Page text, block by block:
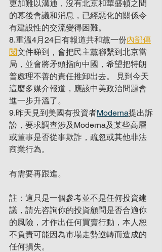
更加難以溝通，沒有北京和華盛頓之間
的幕後會議和消息，已經惡化的關係令
有建設性的交流變得困難。
8.重溫4月24日有報道共和黨一份內部傳
閱文件睇到，會把民主黨聯繫到北京當
局，並會將矛頭指向中國，希望把特朗
普處理不善的責任推卸出去。 見到今天
這麼多媒介報道，應該中美政治問題會
進一步升溫了。
9.昨天見到美國有投資者Moderna提出訴
訟，要求調查涉及Moderna及某些高層
或董事是否從事欺詐，疏忽或其他非法
商業行為。
有需要再跟進。
註：這只是一個參考並不是任何投資建
議，請先咨詢你的投資顧問是否合適你
的風險，才作出任何買賣行動，本人恕
不負責可能因為市場走勢逆轉而造成的
任何損失。